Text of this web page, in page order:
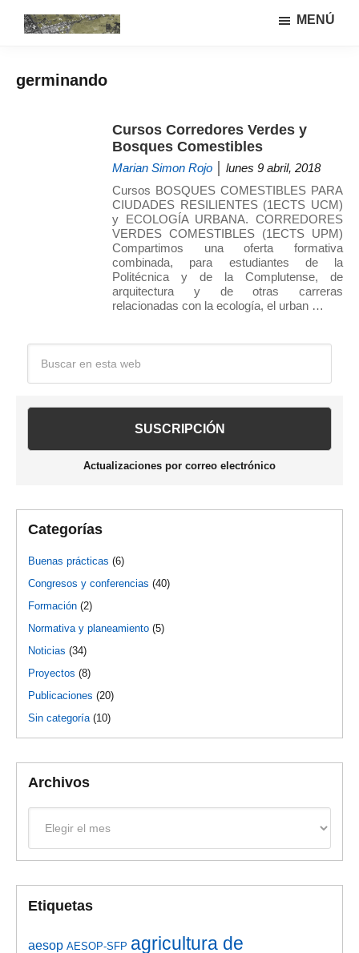
lateral
y
sistemas
investigación
MENÚ
germinando
Cursos Corredores Verdes y
Bosques Comestibles
Marian Simon Rojo │ lunes 9 abril, 2018
Cursos BOSQUES COMESTIBLES PARA
CIUDADES RESILIENTES (1ECTS UCM)
y ECOLOGÍA URBANA. CORREDORES
VERDES COMESTIBLES (1ECTS UPM)
Compartimos una oferta formativa
combinada, para estudiantes de la
Politécnica y de la Complutense, de
arquitectura y de otras carreras
relacionadas con la ecología, el urban …
Barra
lateral
principal
Actualizaciones por correo electrónico
Categorías
Buenas prácticas (6)
Congresos y conferencias (40)
Formación (2)
Normativa y planeamiento (5)
Noticias (34)
Proyectos (8)
Publicaciones (20)
Sin categoría(10)
Archivos
Etiquetas
aesop AESOP-SFP agricultura de